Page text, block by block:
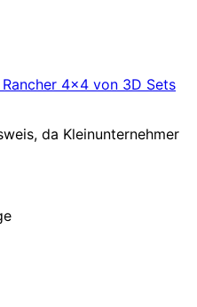
4x4 von 3D Sets
da Kleinunternehmer